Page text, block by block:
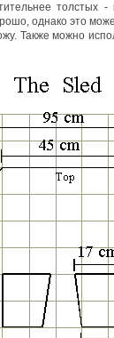
однако это
Также можно